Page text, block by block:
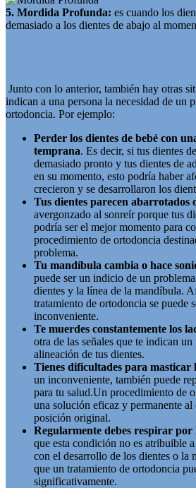
5. Mordida Profunda: es cuando los
demasiado a los dientes de abajo al
Junto con lo anterior, también hay otras
indican a una persona la necesidad de un
ortodoncia. Por ejemplo:
Perder los dientes de bebé con
temprana. Es decir, si tus dientes
demasiado pronto y tus dientes de
en su momento, esto podría haber
crecieron y se desarrollaron los
Tus dientes parecen abarrotados
avergonzado al sonreír porque tus
podría ser el mejor momento para
procedimiento de ortodoncia
problema.
Tu mandíbula cambia o hace
puede ser un indicio de un
dientes y la línea de la mandíbula.
tratamiento de ortodoncia se puede
inconveniente.
Te muerdes constantemente los
otra de las señales que te indican
alineación de tus dientes.
Tienes dificultades para masticar
un inconveniente, también puede
para tu salud.Un procedimiento de
una solución eficaz y permanente al
posición original.
Regularmente debes respirar por
que esta condición no es atribuible
con el desarrollo de los dientes o la
que un tratamiento de ortodoncia
significativamente.